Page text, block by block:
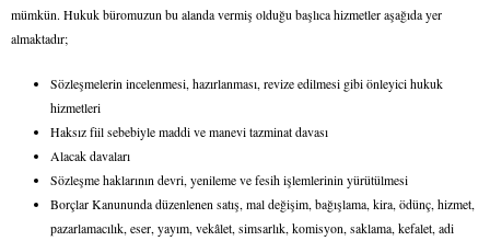
mümkün. Hukuk büromuzun bu alanda vermiş olduğu başlıca hizmetler aşağıda yer
almaktadır;
Sözleşmelerin incelenmesi, hazırlanması, revize edilmesi gibi önleyici hukuk
hizmetleri
Haksız fiil sebebiyle maddi ve manevi tazminat davası
Alacak davaları
Sözleşme haklarının devri, yenileme ve fesih işlemlerinin yürütülmesi
Borçlar Kanununda düzenlenen satış, mal değişim, bağışlama, kira, ödünç, hizmet,
pazarlamacılık, eser, yayım, vekâlet, simsarlık, komisyon, saklama, kefalet, adi